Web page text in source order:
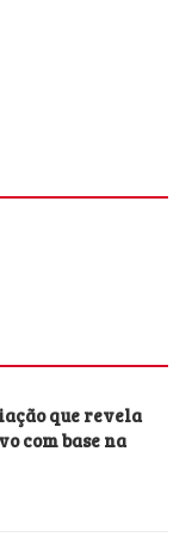
que revela
com base na